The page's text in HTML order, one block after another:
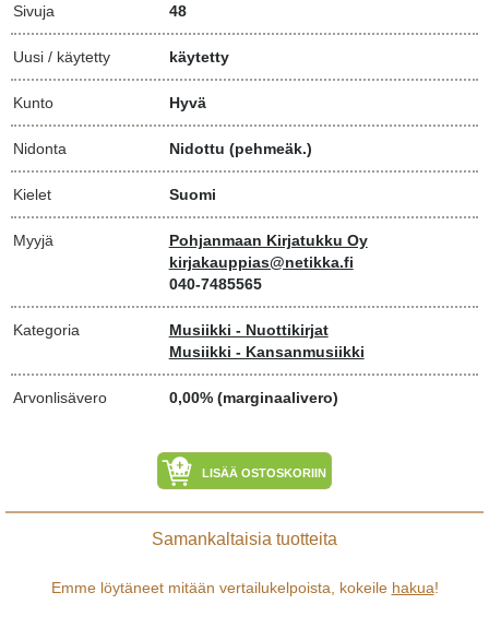
Sivuja 48
Uusi / käytetty käytetty
Kunto Hyvä
Nidonta Nidottu (pehmeäk.)
Kielet Suomi
Myyjä
Pohjanmaan Kirjatukku Oy
kirjakauppias@netikka.fi
040-7485565
Kategoria
Musiikki - Nuottikirjat
Musiikki - Kansanmusiikki
Arvonlisävero 0,00% (marginaalivero)
LISÄÄ OSTOSKORIIN
Samankaltaisia tuotteita
Emme löytäneet mitään vertailukelpoista, kokeile hakua!